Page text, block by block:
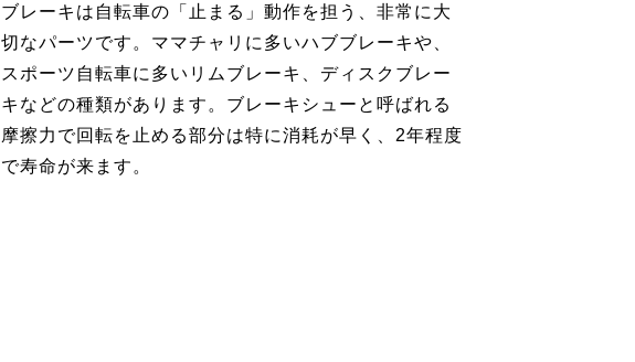
ブレーキは自転車の「止まる」動作を担う、非常に大
切なパーツです。ママチャリに多いハブブレーキや、
スポーツ自転車に多いリムブレーキ、ディスクブレー
キなどの種類があります。ブレーキシューと呼ばれる
摩擦力で回転を止める部分は特に消耗が早く、2年程度
で寿命が来ます。